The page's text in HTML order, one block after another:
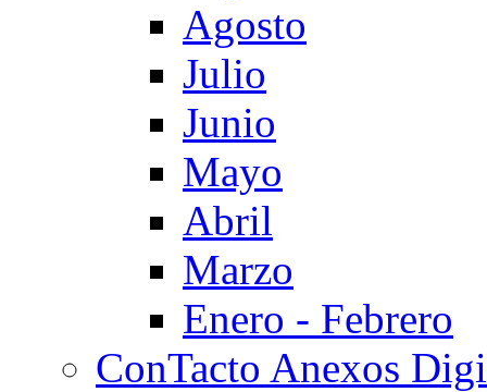
Agosto
Julio
Junio
Mayo
Abril
Marzo
Enero - Febrero
ConTacto Anexos